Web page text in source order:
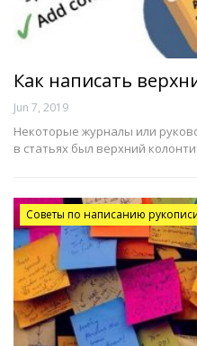
Как написать
Jun 7, 2019
Некоторые журналы или
в статьях был верхний
Советы по написанию